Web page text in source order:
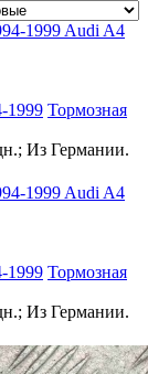
1999 Тормозная
Из Германии.
1999 Тормозная
Из Германии.